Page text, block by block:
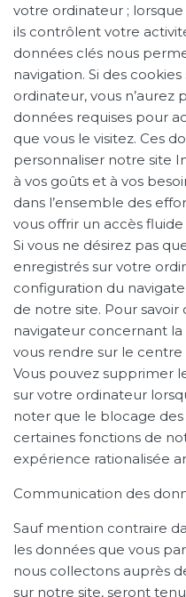
votre ordinateur ;
ils contrôlent votre
données clés nous
navigation. Si des
ordinateur, vous n’aurez
données requises pour
que vous le visitez. Ces
personnaliser notre site
à vos goûts et à vos
dans l’ensemble des
vous offrir un accès
Si vous ne désirez pas
enregistrés sur votre
configuration du
de notre site. Pour
navigateur concernant la
vous rendre sur le centre
Vous pouvez supprimer
sur votre ordinateur
noter que le blocage des
certaines fonctions de
expérience rationalisée
Communication des
Sauf mention contraire
les données que vous
nous collectons auprès
sur notre site, seront